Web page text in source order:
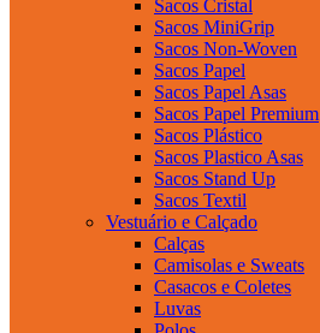
Sacos Cristal
Sacos MiniGrip
Sacos Non-Woven
Sacos Papel
Sacos Papel Asas
Sacos Papel Premium
Sacos Plástico
Sacos Plastico Asas
Sacos Stand Up
Sacos Textil
Vestuário e Calçado
Calças
Camisolas e Sweats
Casacos e Coletes
Luvas